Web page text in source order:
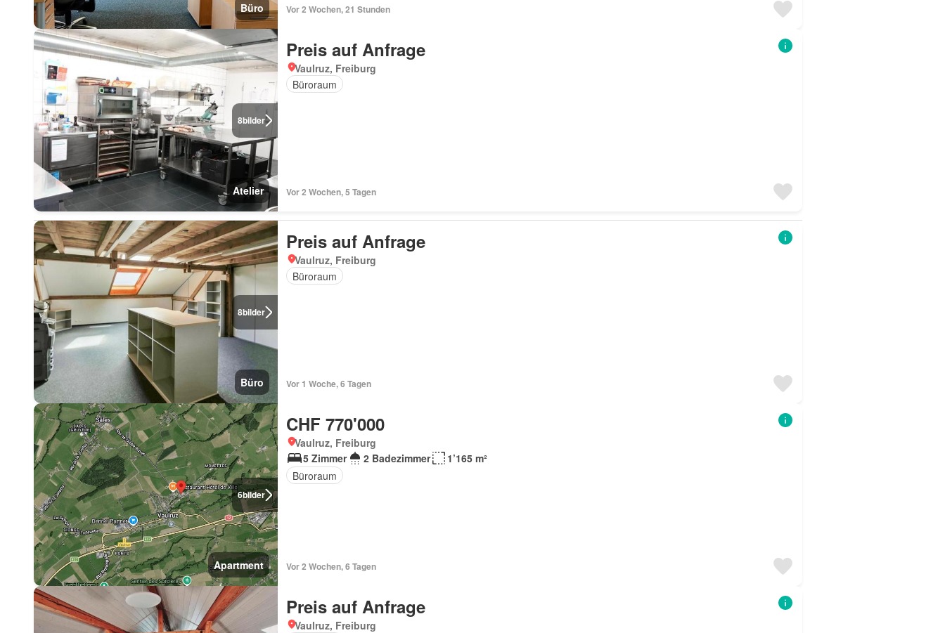
Büro Vor 2 Wochen, 21 Stunden
8bilder
Atelier
Preis auf Anfrage
Vaulruz, Freiburg
Büroraum
Vor 2 Wochen, 5 Tagen
8bilder
Büro
Preis auf Anfrage
Vaulruz, Freiburg
Büroraum
Vor 1 Woche, 6 Tagen
6bilder
Apartment
CHF 770'000
Vaulruz, Freiburg
5 Zimmer
2 Badezimmer
1’165 m²
Büroraum
Vor 2 Wochen, 6 Tagen
Preis auf Anfrage
Vaulruz, Freiburg